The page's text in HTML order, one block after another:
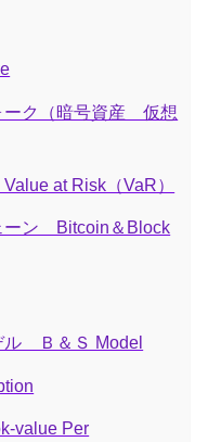
ーク（暗号資産 仮想
at Risk（VaR）
ーン Bitcoin＆Block
ル Ｂ＆Ｓ Model
value Per